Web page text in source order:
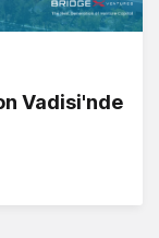
Vadisi'nde